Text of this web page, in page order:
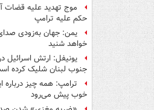
موج تهدید علیه قضات
حکم علیه ترامپ
یمن: جهان به‌زودی
خواهد شنید
جنوب لبنان شلیک کرده
ترامپ: همه چیز درباره
خوب پیش می‌رود